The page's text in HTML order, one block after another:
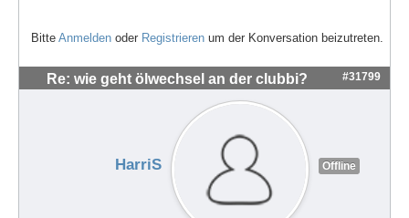
Bitte Anmelden oder Registrieren um der Konversation beizutreten.
Re: wie geht ölwechsel an der clubbi? #31799
HarriS Offline